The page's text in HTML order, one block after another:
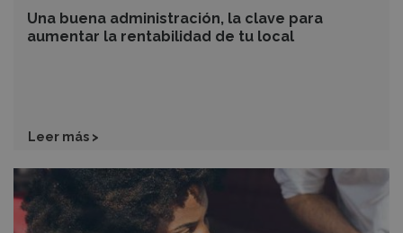
Una buena administración, la clave para
aumentar la rentabilidad de tu local
Leer más >
Mejora
las
experiencias